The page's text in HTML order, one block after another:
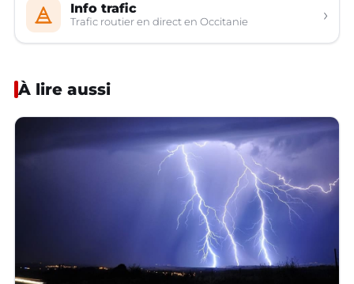
Info trafic
Trafic routier en direct en Occitanie ›
À lire aussi